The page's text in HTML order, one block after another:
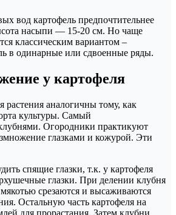
вод картофель предпочтительнее
насыпи — 15-20 см. Но чаще
классическим вариантом –
в одинарные или сдвоенные ряды.
у картофеля
аналогичны тому, как
культуры. Самый
Огородники практикуют
глазками и кожурой. Эти
спящие глазки, т.к. у картофеля
глазки. При делении клубня
мякотью срезаются и высаживаются
Остальную часть картофеля на
для прорастания. Затем клубни